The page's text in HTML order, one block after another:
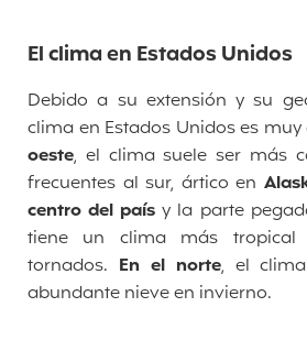
El clima en Estados Unidos
Debido a su extensión y su
clima en Estados Unidos es muy
oeste, el clima suele ser más
frecuentes al sur, ártico en
centro del país y la parte
tiene un clima más
tornados. En el norte, el
abundante nieve en invierno.